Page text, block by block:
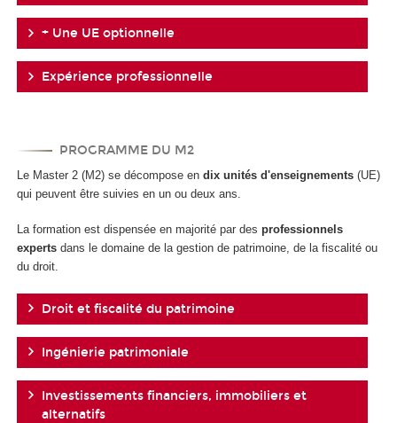
+ Une UE optionnelle
Expérience professionnelle
PROGRAMME DU M2
Le Master 2 (M2) se décompose en dix unités d'enseignements (UE)
qui peuvent être suivies en un ou deux ans.
La formation est dispensée en majorité par des professionnels
experts dans le domaine de la gestion de patrimoine, de la fiscalité ou
du droit.
Droit et fiscalité du patrimoine
Ingénierie patrimoniale
Investissements financiers, immobiliers et
alternatifs